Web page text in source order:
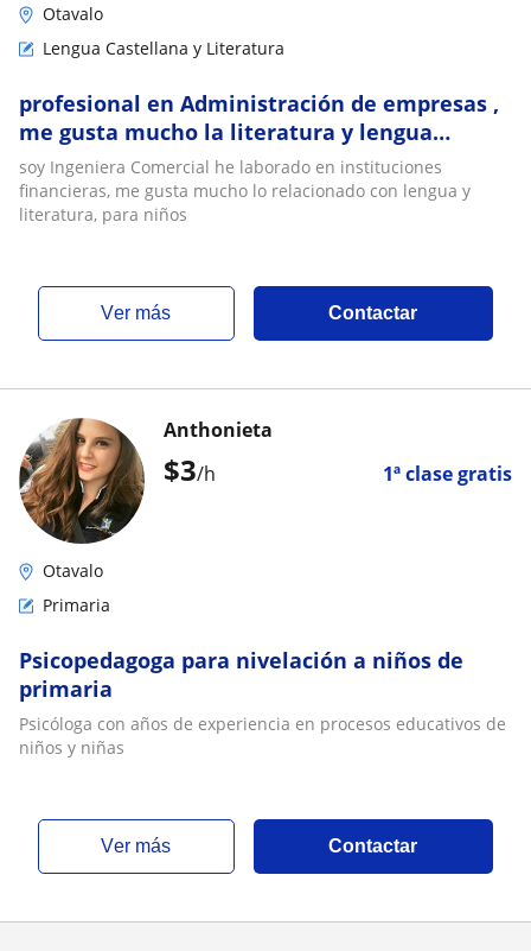
Otavalo
Lengua Castellana y Literatura
profesional en Administración de empresas ,
me gusta mucho la literatura y lengua
castellana para enseñar a niños
soy Ingeniera Comercial he laborado en instituciones
financieras, me gusta mucho lo relacionado con lengua y
literatura, para niños
ver más Contactar
$3/h 1ª clase gratis
Anthonieta
Otavalo
Primaria
Psicopedagoga para nivelación a niños de
primaria
Psicóloga con años de experiencia en procesos educativos de
niños y niñas
ver más Contactar